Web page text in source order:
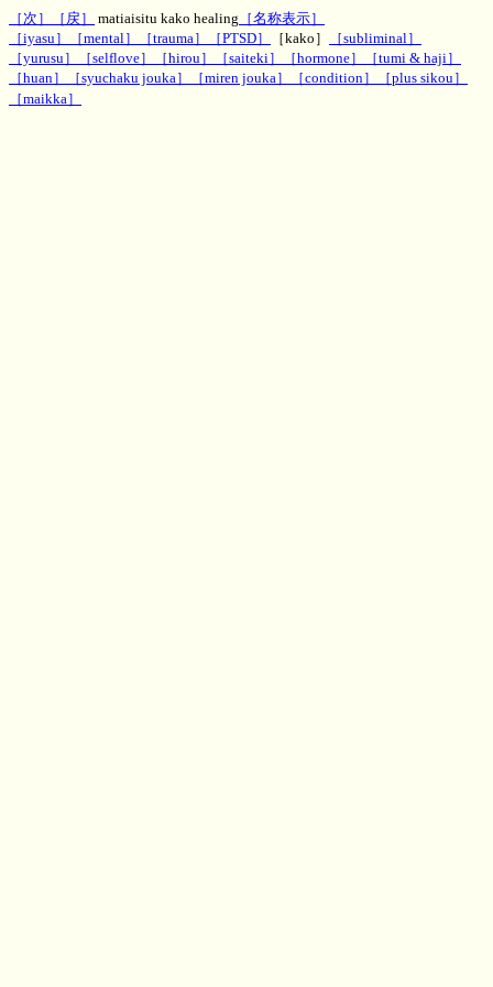
［次］ ［戻］ matiaisitu kako healing ［名称表示］
［iyasu］
［mental］ ［trauma］ ［PTSD］ ［kako］
［subliminal］
［yurusu］
［selflove］ ［hirou］ ［saiteki］ ［hormone］
［tumi & haji］
［huan］
［syuchaku jouka］ ［miren jouka］ ［condition］
［plus sikou］
［maikka］